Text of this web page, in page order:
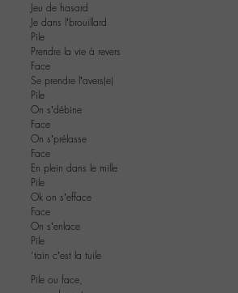
Jeu de hasard
Je dans l’brouillard
Pile
Prendre la vie à revers
Face
Se prendre l’avers(e)
Pile
On s’débine
Face
On s’prélasse
Face
En plein dans le mille
Pile
Ok on s’efface
Face
On s’enlace
Pile
´tain c’est la tuile
Pile ou face,